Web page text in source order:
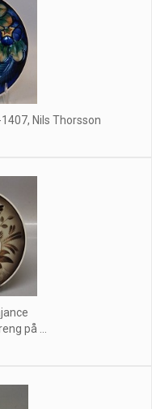
Nils Thorsson
på ...